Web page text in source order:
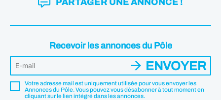
PARTAGER UNE ANNONCE !
Recevoir les annonces du Pôle
Votre adresse mail est uniquement utilisée pour vous envoyer les
Annonces du Pôle. Vous pouvez vous désabonner à tout moment en
cliquant sur le lien intégré dans les annonces.
ENVOYER